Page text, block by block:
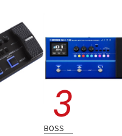
楽器アクセサリ
ヴィンテージ
ンプ・ベースアンプ
器
楽器アクセサリ
BOSS